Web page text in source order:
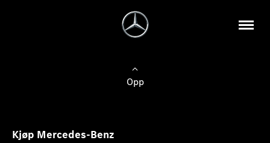
Opp
Kjøp Mercedes-Benz